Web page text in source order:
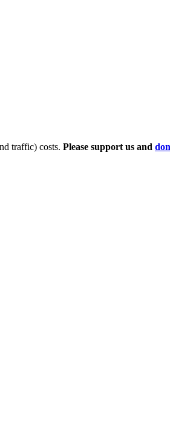
traffic) costs. Please support us and